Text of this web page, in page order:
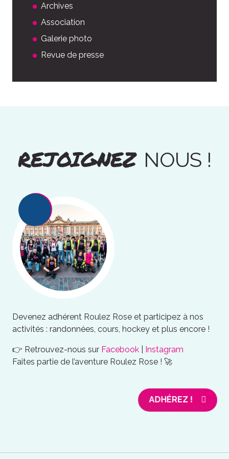
Archives
Association
Galerie photo
Revue de presse
REJOIGNEZ NOUS !
Devenez adhérent Roulez Rose et participez à nos
activités : randonnées, cours, hockey et plus encore !
👉 Retrouvez-nous sur Facebook
Instagram
Faites partie de l’aventure Roulez Rose ! 🚀
ADHÉREZ !